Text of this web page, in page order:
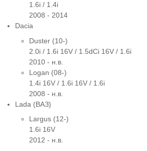
1.6i / 1.4i
2008 - 2014
Dacia
Duster (10-)
2.0i / 1.6i 16V / 1.5dCi 16V / 1.6i
2010 - н.в.
Logan (08-)
1.4i 16V / 1.6i 16V / 1.6i
2008 - н.в.
Lada (ВАЗ)
Largus (12-)
1.6i 16V
2012 - н.в.